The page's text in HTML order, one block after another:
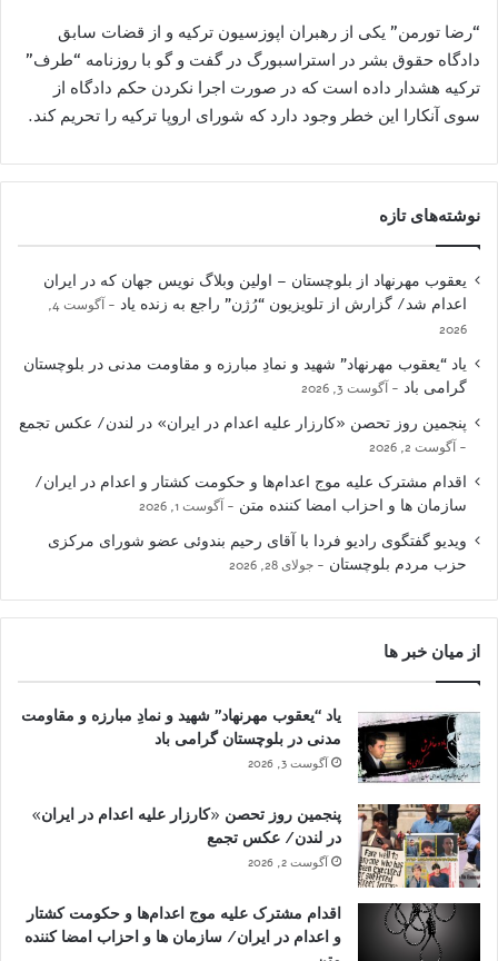
“رضا تورمن” یکی از رهبران اپوزسیون ترکیه و از قضات سابق
دادگاه حقوق بشر در استراسبورگ در گفت و گو با روزنامه “طرف”
ترکیه هشدار داده است که در صورت اجرا نکردن حکم دادگاه از
سوی آنکارا این خطر وجود دارد که شورای اروپا ترکیه را تحریم کند.
نوشته‌های تازه
یعقوب مهرنهاد از بلوچستان – اولین وبلاگ نویس جهان که در ایران
اعدام شد/ گزارش از تلویزیون “رُژن” راجع به زنده یاد
آگوست 4,
2026
یاد “یعقوب مهرنهاد” شهید و نمادِ مبارزه و مقاومت مدنی در بلوچستان
گرامی باد
آگوست 3, 2026
پنجمین روز تحصن «کارزار علیه اعدام در ایران» در لندن/ عکس تجمع
آگوست 2, 2026
اقدام مشترک علیه موج اعدام‌ها و حکومت کشتار و اعدام در ایران/
سازمان ها و احزاب امضا کننده متن
آگوست 1, 2026
ویدیو گفتگوی رادیو فردا با آقای رحیم بندوئی عضو شورای مرکزی
حزب مردم بلوچستان
جولای 28, 2026
از میان خبر ها
یاد “یعقوب مهرنهاد” شهید و نمادِ مبارزه و مقاومت
مدنی در بلوچستان گرامی باد
آگوست 3, 2026
پنجمین روز تحصن «کارزار علیه اعدام در ایران»
در لندن/ عکس تجمع
آگوست 2, 2026
اقدام مشترک علیه موج اعدام‌ها و حکومت کشتار
و اعدام در ایران/ سازمان ها و احزاب امضا کننده